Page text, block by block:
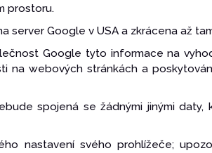
prostoru.
server Google v USA a zkrácena až
Google tyto informace na
na webových stránkách a
spojená se žádnými jinými
nastavení svého prohlížeče;